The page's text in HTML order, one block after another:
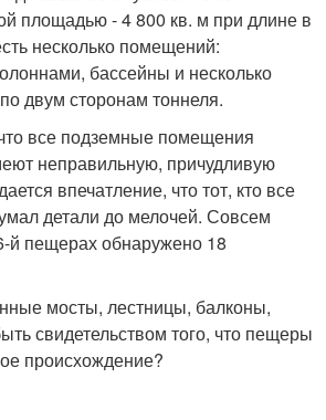
площадью - 4 800 кв. м при длине в
несколько помещений:
бассейны и несколько
двум сторонам тоннеля.
все подземные помещения
неправильную, причудливую
впечатление, что тот, кто все
детали до мелочей. Совсем
й пещерах обнаружено 18
мосты, лестницы, балконы,
свидетельством того, что пещеры
происхождение?